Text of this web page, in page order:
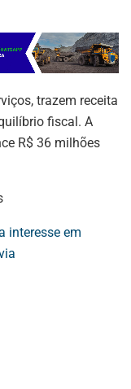
trazem receita
fiscal. A
R$ 36 milhões
interesse em